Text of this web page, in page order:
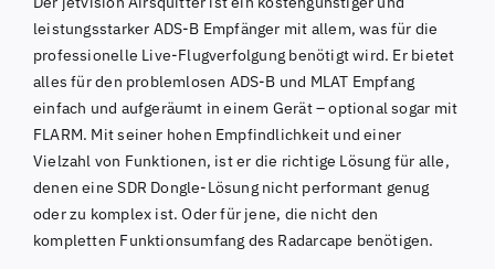
leistungsstarker ADS-B Empfänger mit allem, was für die
professionelle Live-Flugverfolgung benötigt wird. Er bietet
alles für den problemlosen ADS-B und MLAT Empfang
einfach und aufgeräumt in einem Gerät – optional sogar mit
FLARM. Mit seiner hohen Empfindlichkeit und einer
Vielzahl von Funktionen, ist er die richtige Lösung für alle,
denen eine SDR Dongle-Lösung nicht performant genug
oder zu komplex ist. Oder für jene, die nicht den
kompletten Funktionsumfang des Radarcape benötigen.